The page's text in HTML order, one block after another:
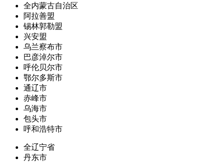
全内蒙古自治区
阿拉善盟
锡林郭勒盟
兴安盟
乌兰察布市
巴彦淖尔市
呼伦贝尔市
鄂尔多斯市
通辽市
赤峰市
乌海市
包头市
呼和浩特市
全辽宁省
丹东市